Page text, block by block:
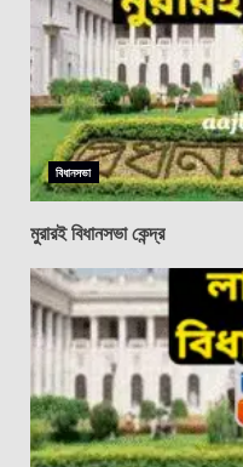
বিধানসভা
মুরারই বিধানসভা কেন্দ্র